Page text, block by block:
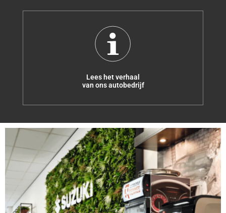
Lees het verhaal
van ons autobedrijf